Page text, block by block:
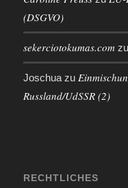
(DSGVO)
sekerciotokumas.comzu
Joschuazu
Russland/UdSSR (2)
RECHTLICHES